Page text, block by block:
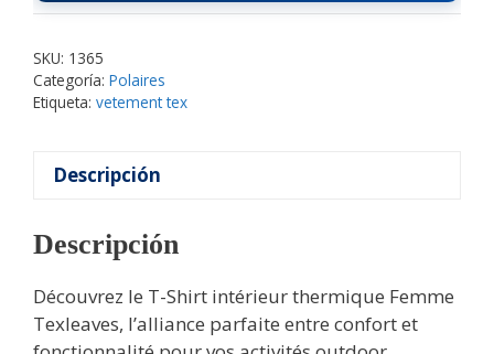
SKU: 1365
Categoría: Polaires
Etiqueta: vetement tex
Descripción
Descripción
Découvrez le T-Shirt intérieur thermique Femme
Texleaves, l’alliance parfaite entre confort et